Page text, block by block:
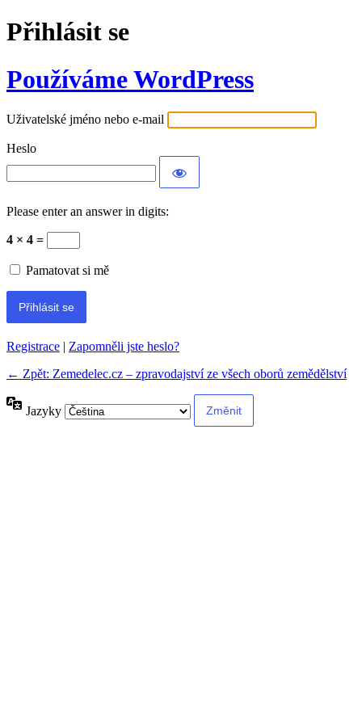
Přihlásit se
Používáme WordPress
Uživatelské jméno nebo e-mail
Heslo
Please enter an answer in digits:
4 × 4 =
Pamatovat si mě
Registrace | Zapomněli jste heslo?
← Zpět: Zemedelec.cz – zpravodajství ze všech oborů zemědělství
Jazyky